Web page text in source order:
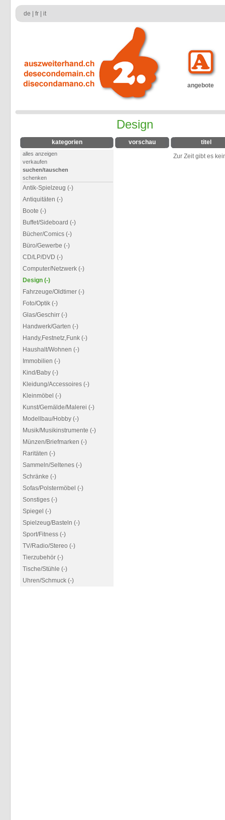
de fr it
angebote
Design
kategorien
alles anzeigen
verkaufen
suchen/tauschen
schenken
Antik-Spielzeug (-)
Antiquitäten (-)
Boote (-)
Buffet/Sideboard (-)
Bücher/Comics (-)
Büro/Gewerbe (-)
CD/LP/DVD (-)
Computer/Netzwerk (-)
Design (-)
Fahrzeuge/Oldtimer (-)
Foto/Optik (-)
Glas/Geschirr (-)
Handwerk/Garten (-)
Handy,Festnetz,Funk (-)
Haushalt/Wohnen (-)
Immobilien (-)
Kind/Baby (-)
Kleidung/Accessoires (-)
Kleinmöbel (-)
Kunst/Gemälde/Malerei (-)
Modellbau/Hobby (-)
Musik/Musikinstrumente (-)
Münzen/Briefmarken (-)
Raritäten (-)
Sammeln/Seltenes (-)
Schränke (-)
Sofas/Polstermöbel (-)
Sonstiges (-)
Spiegel (-)
Spielzeug/Basteln (-)
Sport/Fitness (-)
TV/Radio/Stereo (-)
Tierzubehör (-)
Tische/Stühle (-)
Uhren/Schmuck (-)
vorschau
titel
Zur Zeit gibt es